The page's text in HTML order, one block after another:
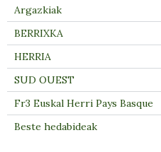
Argazkiak
BERRIXKA
HERRIA
SUD OUEST
Fr3 Euskal Herri Pays Basque
Beste hedabideak